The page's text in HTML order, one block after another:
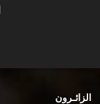
الزائـرون